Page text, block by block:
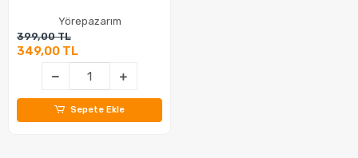
Yörepazarım
399,00 TL
349,00 TL
Sepete Ekle